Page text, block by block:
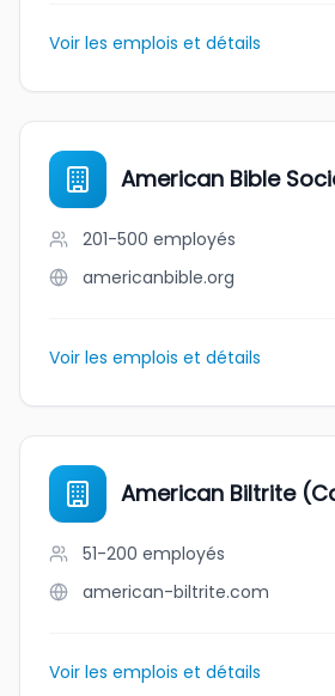
Voir les emplois et détails
American Bible
201-500 employés
americanbible.org
Voir les emplois et détails
American Biltrite
51-200 employés
american-biltrite.com
Voir les emplois et détails